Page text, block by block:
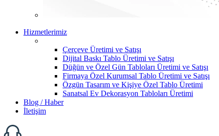
Hizmetlerimiz
Çerçeve Üretimi ve Satışı
Dijital Baskı Tablo Üretimi ve Satışı
Düğün ve Özel Gün Tabloları Üretimi ve Satışı
Firmaya Özel Kurumsal Tablo Üretimi ve Satışı
Özgün Tasarım ve Kişiye Özel Tablo Üretimi
Sanatsal Ev Dekorasyon Tabloları Üretimi
Blog / Haber
İletişim